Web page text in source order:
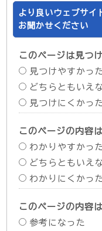
より良いウェブサイ
お聞かせください
このページは見つ
見つけやすかった
どちらともいえ
見つけにくかった
このページの内容
わかりやすかった
どちらともいえ
わかりにくかった
このページの内容
参考になった